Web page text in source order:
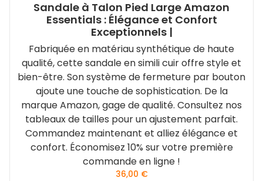
Sandale à Talon Pied Large Amazon
Essentials : Élégance et Confort
Exceptionnels |
Fabriquée en matériau synthétique de haute
qualité, cette sandale en simili cuir offre style et
bien-être. Son système de fermeture par bouton
ajoute une touche de sophistication. De la
marque Amazon, gage de qualité. Consultez nos
tableaux de tailles pour un ajustement parfait.
Commandez maintenant et alliez élégance et
confort. Économisez 10% sur votre première
commande en ligne !
36,00 €